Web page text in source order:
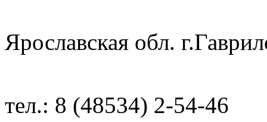
Ярославская обл.
тел.: 8 (48534) 2-54-46